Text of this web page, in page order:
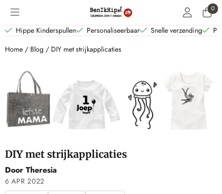
Cookievoorkeuren zijn beschikbaar. Kies instellingen of sta alle 0
Hippe Kinderspullen Personaliseerbaar Snelle verzending
Home / Blog / DIY met strijkapplicaties
DIY met strijkapplicaties
Door Theresia
6 APR 2022